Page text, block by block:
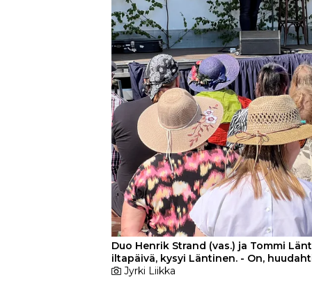
Duo Henrik Strand (vas.) ja Tommi
iltapäivä, kysyi Läntinen. - On,
Jyrki Liikka